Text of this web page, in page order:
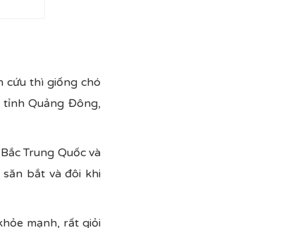
cứu thì giống chó
Quảng Đông,
Trung Quốc và
săn bắt và đôi khi
mạnh, rất giỏi